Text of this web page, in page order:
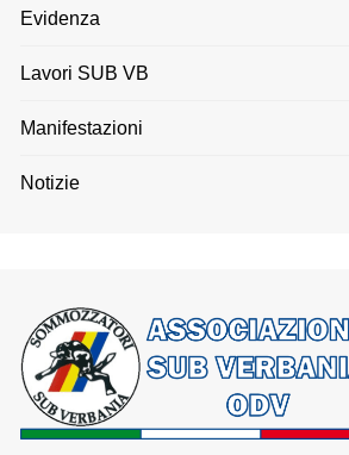
Evidenza
Lavori SUB VB
Manifestazioni
Notizie